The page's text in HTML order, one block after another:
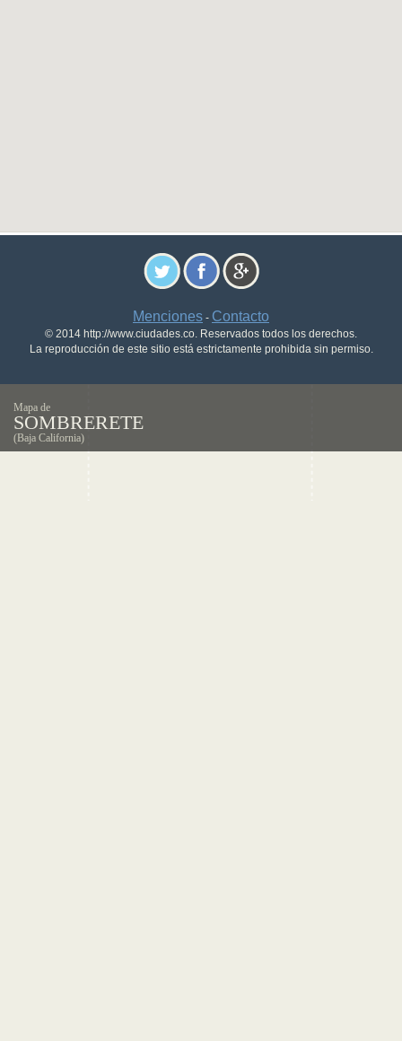
Menciones - Contacto
© 2014 http://www.ciudades.co. Reservados todos los derechos.
La reproducción de este sitio está estrictamente prohibida sin permiso.
Mapa de
SOMBRERETE
(Baja California)